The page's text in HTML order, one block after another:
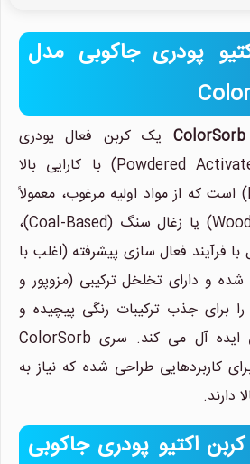
پودری جاکوبی مدل
یک کربن فعال پودری
(Powdered Activated Carbon - PAC) با کارایی بالا
(High Performance) است که از مواد اولیه مرغوب، معمولاً
با پایه چوب (Wood-Based) یا زغال سنگ (Coal-Based)،
فرآیند فعال سازی پیشرفته (اغلب با
شده و دارای تخلخل ترکیبی (مزوپور و
برای جذب ترکیبات رنگی پیچیده و
ناخالصی های مولکولی ایده آل می کند. سری ColorSorb
کاربردهایی طراحی شده که نیاز به
دارند.
اکتیو پودری جاکوبی